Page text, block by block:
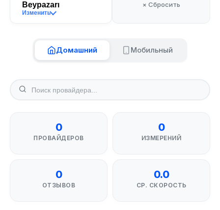
Beypazarı
Изменить
× Сбросить
Домашний Мобильный
0
ПРОВАЙДЕРОВ
0
ИЗМЕРЕНИЙ
0
ОТЗЫВОВ
0.0
СР. СКОРОСТЬ